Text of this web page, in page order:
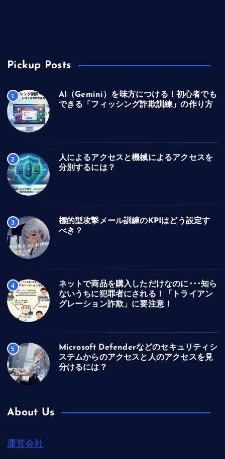
Pickup Posts
1
AI（Gemini）を味方につける！初心者でも
できる「フィッシング詐欺訓練」の作り方
2
人によるアクセスと機械によるアクセスを
分別するには？
3
標的型攻撃メール訓練のKPIはどう設定す
べき？
4
ネットで商品を購入しただけなのに･･･知ら
ないうちに犯罪者にされる！「トライアン
グレーション詐欺」に要注意！
5
Microsoft Defenderなどのセキュリティシ
ステムからのアクセスと人のアクセスを見
分けるには？
About Us
運営会社